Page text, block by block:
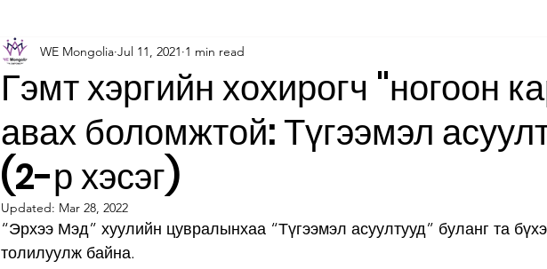
Гэмт хэргийн хохирогч "ногоон
авах боломжтой: Түгээмэл
(2-р хэсэг)
WE Mongolia Jul 11, 2021 1 min read
Updated: Mar 28, 2022
“Эрхээ Мэд” хуулийн цувралынхаа “Түгээмэл асуултууд” буланг та
толилуулж байна.